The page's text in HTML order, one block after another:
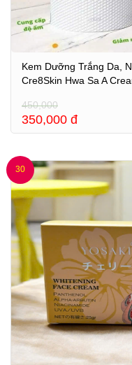
Kem Dưỡng Trắng Da,
Cre8Skin Hwa Sa A
450,000
350,000 đ
30